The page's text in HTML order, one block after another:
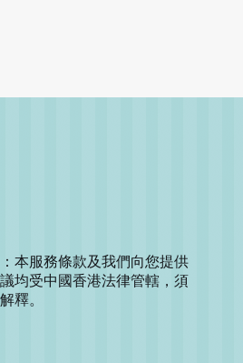
本服務條款及我們向您提供
均受中國香港法律管轄，須
釋。